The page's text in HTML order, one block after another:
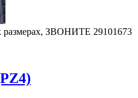
размерах, ЗВОНИТЕ 29101673